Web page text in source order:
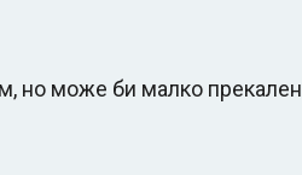
но може би малко прекален